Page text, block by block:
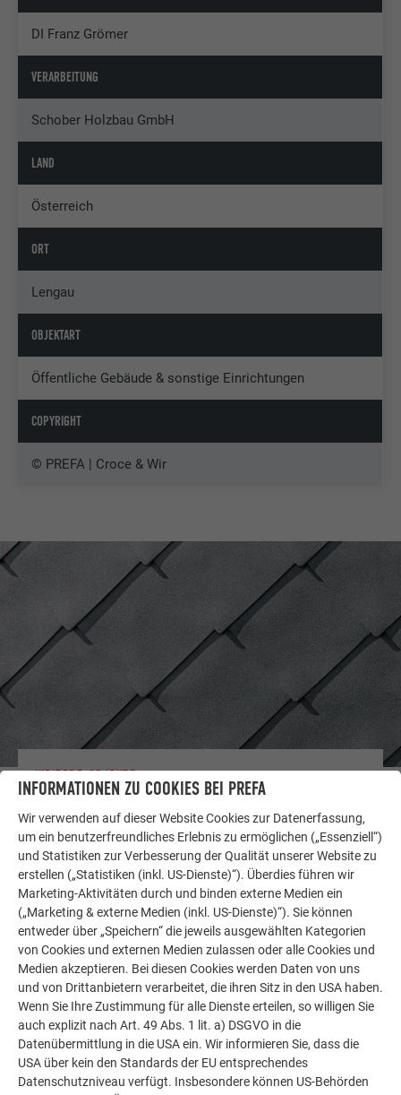
DI Franz Grömer
VERARBEITUNG
Schober Holzbau GmbH
LAND
Österreich
ORT
Lengau
OBJEKTART
Öffentliche Gebäude & sonstige Einrichtungen
COPYRIGHT
© PREFA | Croce & Wir
LASSEN SIE SICH INSPIRIEREN
WEITERE OBJEKTE
Die PREFA Referenzgalerie zeigt, wie vielseitig
Aluminium eingesetzt werden kann. Entdecken Sie
weitere beeindruckende Projekte mit den langlebigen
PREFA Aluminiumlösungen für Dach, Solar und
Fassade.
MEHR REFERENZEN ANSEHEN
INFORMATIONEN ZU COOKIES BEI PREFA
Wir verwenden auf dieser Website Cookies zur Datenerfassung,
um ein benutzerfreundliches Erlebnis zu ermöglichen („Essenziell“)
und Statistiken zur Verbesserung der Qualität unserer Website zu
erstellen („Statistiken (inkl. US-Dienste)“). Überdies führen wir
Marketing-Aktivitäten durch und binden externe Medien ein
(„Marketing & externe Medien (inkl. US-Dienste)“). Sie können
entweder über „Speichern“ die jeweils ausgewählten Kategorien
von Cookies und externen Medien zulassen oder alle Cookies und
Medien akzeptieren. Bei diesen Cookies werden Daten von uns
und von Drittanbietern verarbeitet, die ihren Sitz in den USA haben.
Wenn Sie Ihre Zustimmung für alle Dienste erteilen, so willigen Sie
auch explizit nach Art. 49 Abs. 1 lit. a) DSGVO in die
Datenübermittlung in die USA ein. Wir informieren Sie, dass die
USA über kein den Standards der EU entsprechendes
Datenschutzniveau verfügt. Insbesondere können US-Behörden